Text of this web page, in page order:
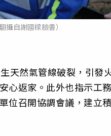
自謝國樑臉書）
天然氣管線破裂，引發
心返家。此外也指示工
位召開協調會議，建立